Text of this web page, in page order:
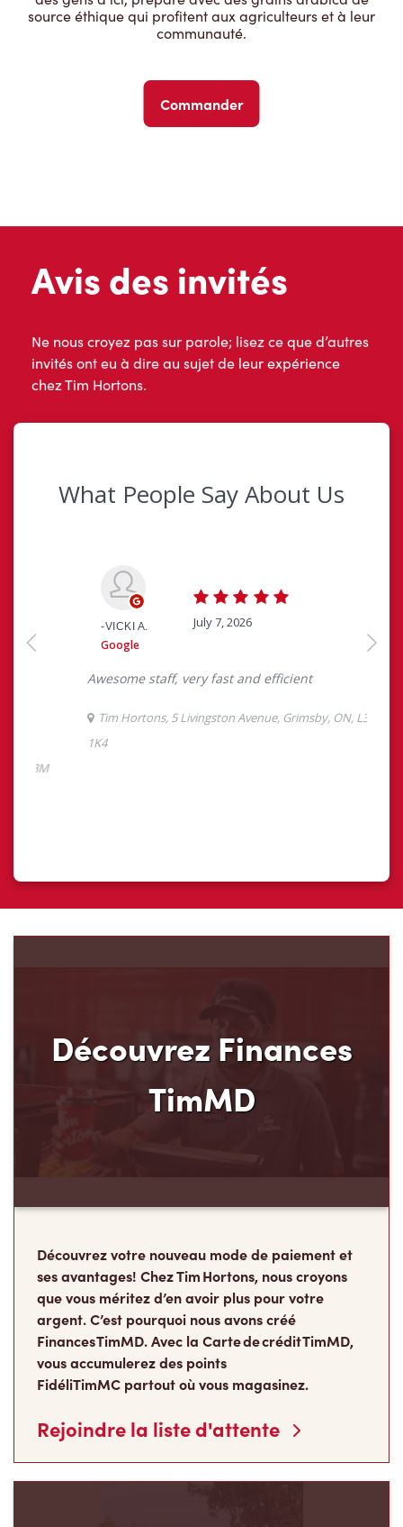
source éthique qui profitent aux agriculteurs et à leur
communauté.
Commander
Avis des invités
Ne nous croyez pas sur parole; lisez ce que d’autres
invités ont eu à dire au sujet de leur expérience
chez Tim Hortons.
TimMD
Découvrez votre nouveau mode de paiement et
que vous méritez d’en avoir plus pour votre
argent. C’est pourquoi nous avons créé
Finances TimMD. Avec la Carte de crédit TimMD,
vous accumulerez des points
FidéliTimMC partout où vous magasinez.
Rejoindre la liste d'attente